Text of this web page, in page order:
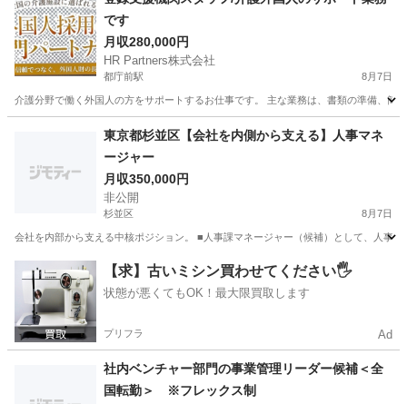
です
月収280,000円
HR Partners株式会社
都庁前駅 8月7日
介護分野で働く外国人の方をサポートするお仕事です。 主な業務は、書類の準備、
都庁前駅 一般事務
東京都杉並区【会社を内側から支える】人事マネ
ージャー
月収350,000円
非公開
杉並区 8月7日
会社を内部から支える中核ポジション。 ■人事課マネージャー（候補）として、人
東京 杉並区 人事 業務
【求】古いミシン買わせてください🖐️
状態が悪くてもOK！最大限買取します
プリフラ Ad
社内ベンチャー部門の事業管理リーダー候補＜全
国転勤＞ ※フレックス制